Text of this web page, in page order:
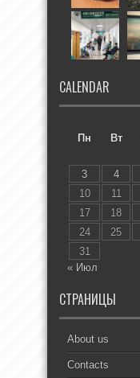
CALENDAR
Пн
Вт
3
4
10
11
17
18
24
25
31
« Июл
СТРАНИЦЫ
About us
Contacts